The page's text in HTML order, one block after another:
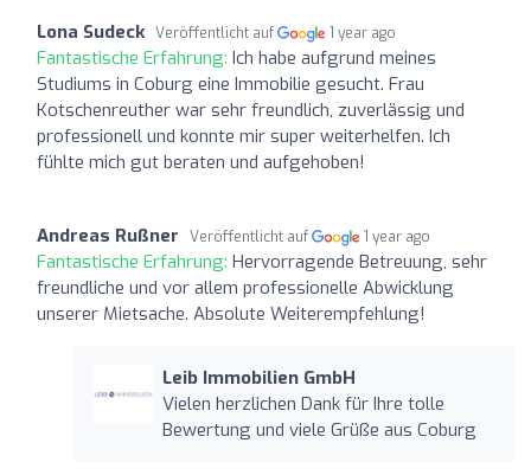
Lona Sudeck Veröffentlicht auf 1 year ago
Fantastische Erfahrung: Ich habe aufgrund meines
Studiums in Coburg eine Immobilie gesucht. Frau
Kotschenreuther war sehr freundlich, zuverlässig und
professionell und konnte mir super weiterhelfen. Ich
fühlte mich gut beraten und aufgehoben!
Andreas Rußner Veröffentlicht auf 1 year ago
Fantastische Erfahrung: Hervorragende Betreuung, sehr
freundliche und vor allem professionelle Abwicklung
unserer Mietsache. Absolute Weiterempfehlung!
Leib Immobilien GmbH
Vielen herzlichen Dank für Ihre tolle
Bewertung und viele Grüße aus Coburg